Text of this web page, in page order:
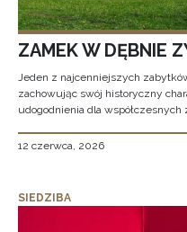
ZAMEK W DĘBNIE
Jeden z najcenniejszych
zachowując swój historyczny
udogodnienia dla współczesnych
12 czerwca, 2026
SIEDZIBA